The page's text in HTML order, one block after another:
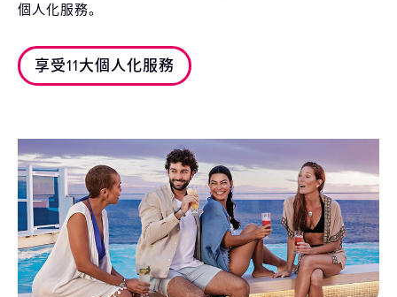
個人化服務。
享受11大個人化服務